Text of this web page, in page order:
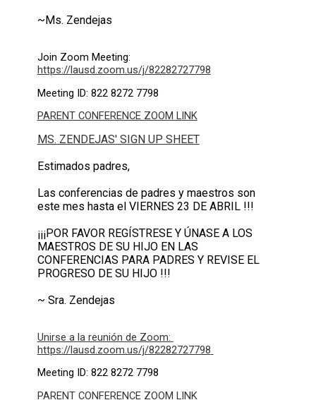
~Ms. Zendejas
Join Zoom Meeting:
https://lausd.zoom.us/j/82282727798
Meeting ID: 822 8272 7798
PARENT CONFERENCE ZOOM LINK
MS. ZENDEJAS' SIGN UP SHEET
Estimados padres,
Las conferencias de padres y maestros son
este mes hasta el VIERNES 23 DE ABRIL !!!
¡¡¡POR FAVOR REGÍSTRESE Y ÚNASE A LOS
MAESTROS DE SU HIJO EN LAS
CONFERENCIAS PARA PADRES Y REVISE EL
PROGRESO DE SU HIJO !!!
~ Sra. Zendejas
Unirse a la reunión de Zoom:
https://lausd.zoom.us/j/82282727798
Meeting ID: 822 8272 7798
PARENT CONFERENCE ZOOM LINK